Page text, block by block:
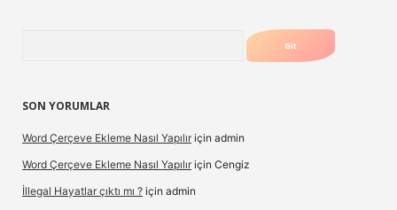
SON YORUMLAR
Word Çerçeve Ekleme Nasıl Yapılır için admin
Word Çerçeve Ekleme Nasıl Yapılır için Cengiz
İllegal Hayatlar çıktı mı ? için admin